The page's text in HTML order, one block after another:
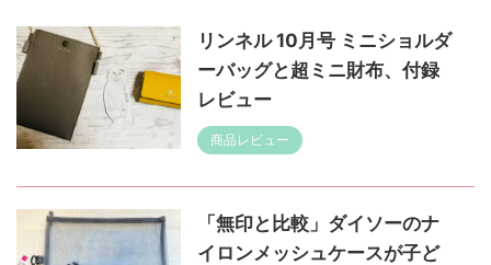
リンネル 10月号 ミニショルダ
ーバッグと超ミニ財布、付録
レビュー
商品レビュー
「無印と比較」ダイソーのナ
イロンメッシュケースが子ど